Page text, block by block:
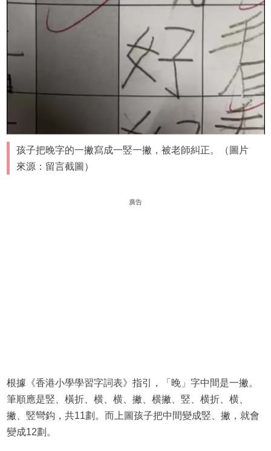
孩子把晚字的一撇寫成一竪一撇，被老師糾正。（圖片
來源：留言截圖）
廣告
根據《香港小學學習字詞表》指引，「晚」字中間是一撇。
筆順應是竪、橫折、横、横、撇、横撇、竪、横折、横、
撇、竪彎鈎，共11劃。而上圖孩子把中間變成竪、撇，就會
變成12劃。